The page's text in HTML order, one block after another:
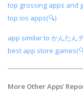
top grossing apps and
top ios apps(🔍)
app similar to かんたん
best app store
More Other Apps’